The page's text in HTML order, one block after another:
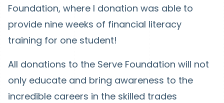
Foundation, where I donation was able to
provide nine weeks of financial literacy
training for one student!
All donations to the Serve Foundation will not
only educate and bring awareness to the
incredible careers in the skilled trades